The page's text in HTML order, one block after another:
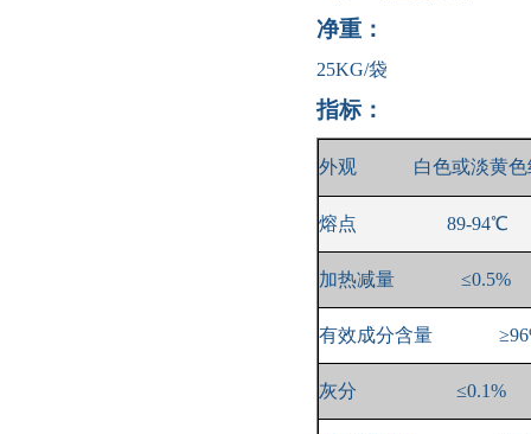
净重：
25KG/袋
指标：
外观 白色或淡黄
熔点 89-94℃
加热减量 ≤0.5%
有效成分含量
灰分 ≤0.1%